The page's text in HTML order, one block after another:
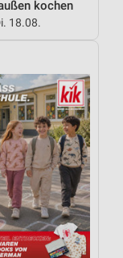
kochen
18.08.